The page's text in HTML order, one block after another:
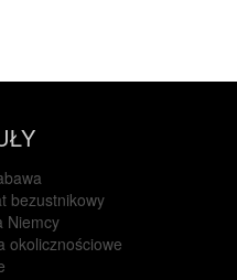
bezustnikowy
Niemcy
okolicznościowe